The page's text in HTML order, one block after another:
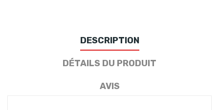
DESCRIPTION
DÉTAILS DU PRODUIT
AVIS